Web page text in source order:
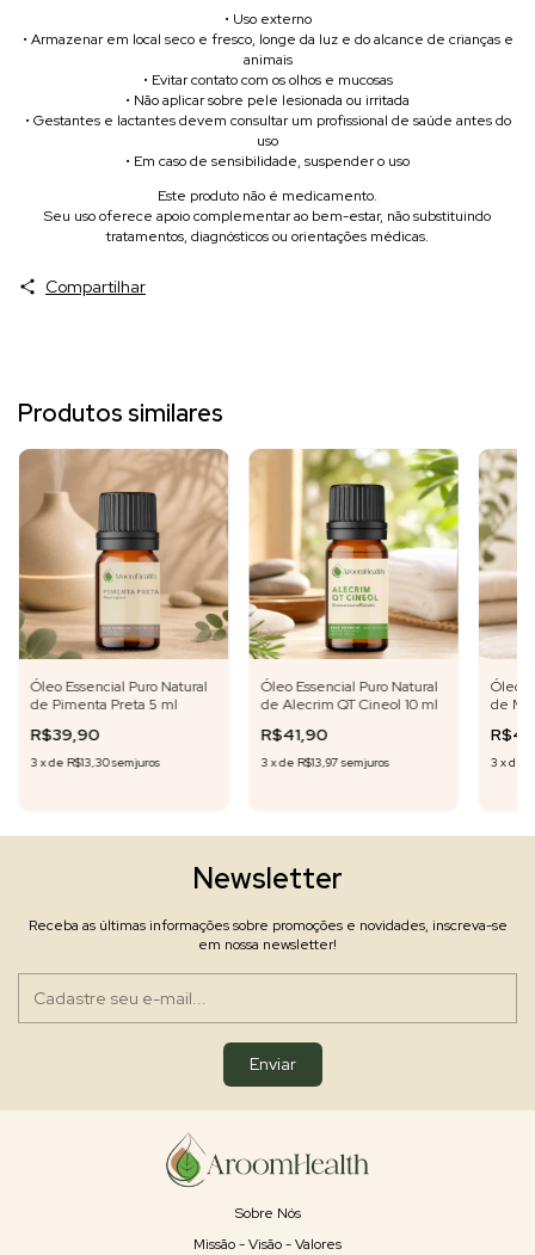
• Uso externo
• Armazenar em local seco e fresco, longe da luz e do alcance de crianças e
animais
• Evitar contato com os olhos e mucosas
• Não aplicar sobre pele lesionada ou irritada
• Gestantes e lactantes devem consultar um profissional de saúde antes do
uso
• Em caso de sensibilidade, suspender o uso
Este produto não é medicamento.
Seu uso oferece apoio complementar ao bem-estar, não substituindo
tratamentos, diagnósticos ou orientações médicas.
Compartilhar
Produtos similares
Óleo Essencial Puro Natural
de Pimenta Preta 5 ml
R$39,90
3 xde R$13,30sem juros
Óleo Essencial Puro Natural
de Alecrim QT Cineol 10 ml
R$41,90
3xde R$13,97sem juros
Óleo
de
3 xde
Newsletter
Receba as últimas informações sobre promoções e novidades, inscreva-se
em nossa newsletter!
Sobre Nós
Missão - Visão - Valores